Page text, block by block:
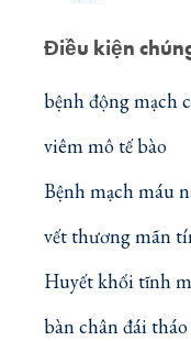
Điều kiện
bệnh động mạch
viêm mô tế bào
Bệnh mạch máu
vết thương mãn
Huyết khối tĩnh
bàn chân đái